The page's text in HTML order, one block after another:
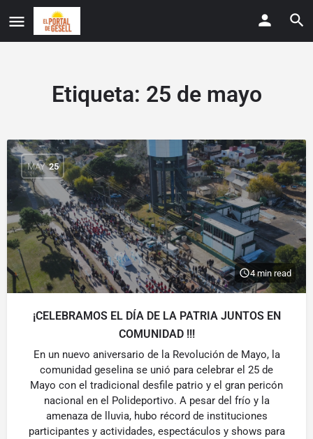
Etiqueta: 25 de mayo
MAY 25
4 min read
¡CELEBRAMOS EL DÍA DE LA PATRIA JUNTOS EN
COMUNIDAD !!!
En un nuevo aniversario de la Revolución de Mayo, la
comunidad geselina se unió para celebrar el 25 de
Mayo con el tradicional desfile patrio y el gran pericón
nacional en el Polideportivo. A pesar del frío y la
amenaza de lluvia, hubo récord de instituciones
participantes y actividades, espectáculos y shows para